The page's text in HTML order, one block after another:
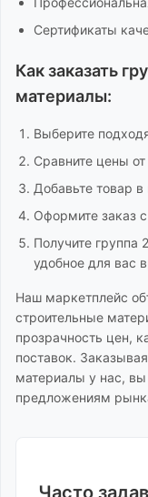
Сертификаты
Как заказать
материалы:
Выберите
Сравните цены
Добавьте товар в
Оформите заказ
Получите группа
удобное для вас
Наш маркетплейс
строительные
прозрачность цен,
поставок. Заказывая
материалы у нас,
предложениям
Часто